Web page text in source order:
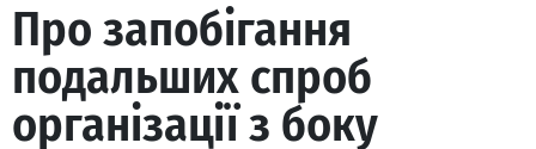
Про запобігання
подальших спроб
організації з боку